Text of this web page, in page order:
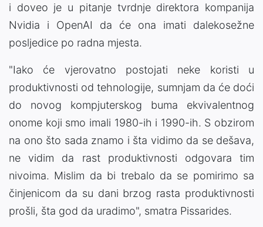
i doveo je u pitanje tvrdnje direktora kompanija
Nvidia i OpenAI da će ona imati dalekosežne
posljedice po radna mjesta.
"Iako će vjerovatno postojati neke koristi u
produktivnosti od tehnologije, sumnjam da će doći
do novog kompjuterskog buma ekvivalentnog
onome koji smo imali 1980-ih i 1990-ih. S obzirom
na ono što sada znamo i šta vidimo da se dešava,
ne vidim da rast produktivnosti odgovara tim
nivoima. Mislim da bi trebalo da se pomirimo sa
činjenicom da su dani brzog rasta produktivnosti
prošli, šta god da uradimo", smatra Pissarides.